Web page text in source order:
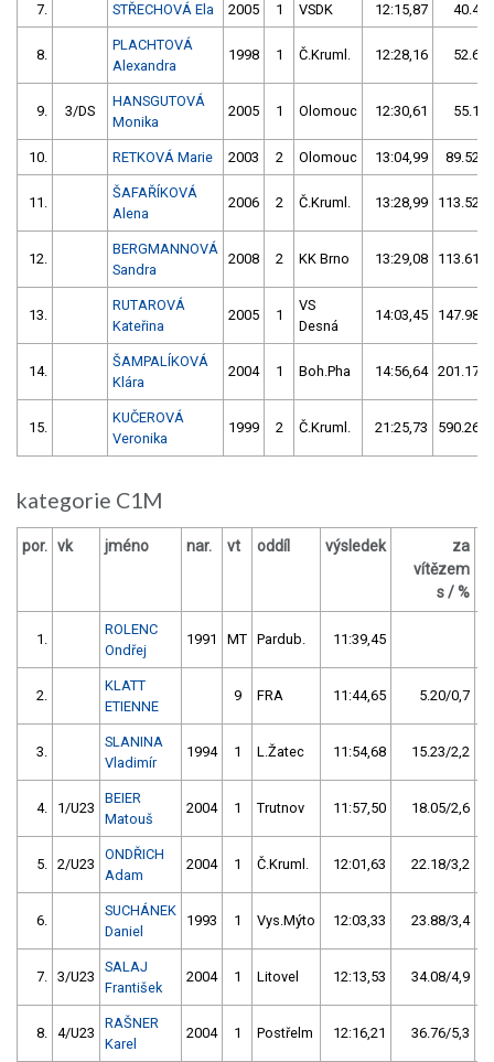
7. STŘECHOVÁ Ela 2005 1 VSDK 12:15,87
8.
PLACHTOVÁ
Alexandra
1998 1 Č.Kruml. 12:28,16
9. 3/DS
HANSGUTOVÁ
Monika
2005 1 Olomouc 12:30,61
10. RETKOVÁ Marie 2003 2 Olomouc 13:04,99 89.52/
11.
ŠAFAŘÍKOVÁ
Alena
2006 2 Č.Kruml. 13:28,99 113.52/
12.
BERGMANNOVÁ
Sandra
2008 2 KK Brno 13:29,08 113.61/
13.
RUTAROVÁ
Kateřina
2005 1
VS
Desná
14:03,45 147.98/
14.
ŠAMPALÍKOVÁ
Klára
2004 1 Boh.Pha 14:56,64 201.17/
15.
KUČEROVÁ
Veronika
1999 2 Č.Kruml. 21:25,73 590.26/
kategorie C1M
por. vk jméno nar. vt oddíl výsledek
za
vítězem
s / %
1.
ROLENC
Ondřej
1991 MT Pardub. 11:39,45
2.
KLATT
ETIENNE
9 FRA 11:44,65 5.20/0,7
3.
SLANINA
Vladimír
1994 1 L.Žatec 11:54,68 15.23/2,2
4. 1/U23
BEIER
Matouš
2004 1 Trutnov 11:57,50 18.05/2,6
5. 2/U23
ONDŘICH
Adam
2004 1 Č.Kruml. 12:01,63 22.18/3,2
6.
SUCHÁNEK
Daniel
1993 1 Vys.Mýto 12:03,33 23.88/3,4
7. 3/U23
SALAJ
František
2004 1 Litovel 12:13,53 34.08/4,9
8. 4/U23
RAŠNER
Karel
2004 1 Postřelm 12:16,21 36.76/5,3